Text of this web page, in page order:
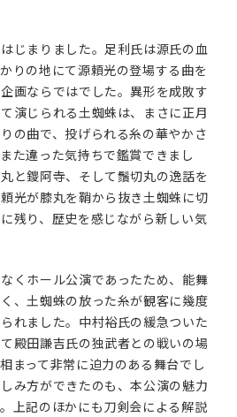
じまりました。足利氏は源氏の血
りの地にて源頼光の登場する曲を
画ならではでした。異形を成敗す
演じられる土蜘蛛は、まさに正月
の曲で、投げられる糸の華やかさ
た違った気持ちで鑑賞できまし
と鑁阿寺、そして鬚切丸の逸話を
光が膝丸を鞘から抜き土蜘蛛に切
残り、歴史を感じながら新しい気
くホール公演であったため、能舞
、土蜘蛛の放った糸が観客に幾度
れました。中村裕氏の緩急ついた
殿田謙吉氏の独武者との戦いの場
まって非常に迫力のある舞台でし
み方ができたのも、本公演の魅力
上記のほかにも刀剣会による解説